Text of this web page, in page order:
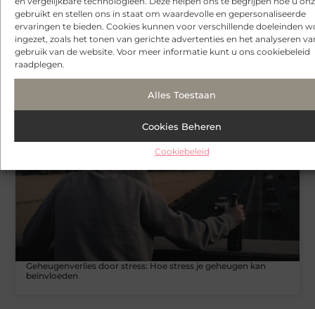
gebruikt en stellen ons in staat om waardevolle en gepersonaliseerde
ervaringen te bieden. Cookies kunnen voor verschillende doeleinden
ingezet, zoals het tonen van gerichte advertenties en het analyseren
gebruik van de website. Voor meer informatie kunt u ons cookiebeleid
raadplegen.
Alles Toestaan
Cookies Beheren
Cookiebeleid
Fysiotherapie Hilversum: werken aan herstel, kracht en soepel
bewegen
Geheugenverlies door stress: Hoe stress je geheugen kan
beïnvloeden